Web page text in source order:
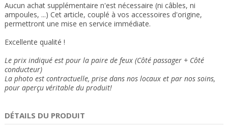
Aucun achat supplémentaire n'est nécessaire (ni câbles, ni
ampoules, ...) Cet article, couplé à vos accessoires d'origine,
permettront une mise en service immédiate.
Excellente qualité !
Le prix indiqué est pour la paire de feux (Côté passager + Côté
conducteur)
La photo est contractuelle, prise dans nos locaux et par nos soins,
pour aperçu véritable du produit!
DÉTAILS DU PRODUIT